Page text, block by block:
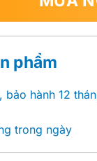
phẩm
bảo hành 12
trong ngày